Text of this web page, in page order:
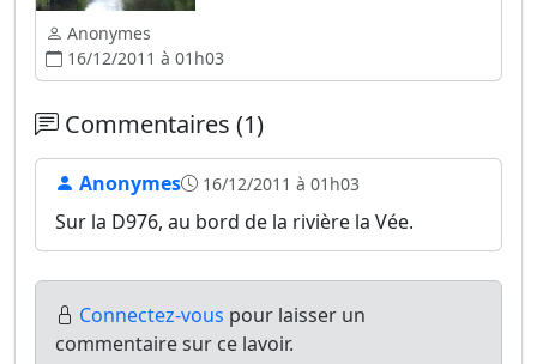
Anonymes
16/12/2011 à 01h03
Commentaires (1)
Anonymes 16/12/2011 à 01h03
Sur la D976, au bord de la rivière la Vée.
Connectez-vous pour laisser un
commentaire sur ce lavoir.